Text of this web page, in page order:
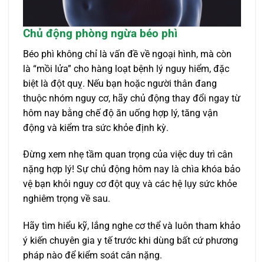
Chủ động phòng ngừa béo phì
Béo phì không chỉ là vấn đề về ngoại hình, mà còn
là “mồi lửa” cho hàng loạt bệnh lý nguy hiểm, đặc
biệt là đột quỵ. Nếu bạn hoặc người thân đang
thuộc nhóm nguy cơ, hãy chủ động thay đổi ngay từ
hôm nay bằng chế độ ăn uống hợp lý, tăng vận
động và kiểm tra sức khỏe định kỳ.
Đừng xem nhẹ tầm quan trọng của việc duy trì cân
nặng hợp lý! Sự chủ động hôm nay là chìa khóa bảo
vệ bạn khỏi nguy cơ đột quỵ và các hệ lụy sức khỏe
nghiêm trọng về sau.
Hãy tìm hiểu kỹ, lắng nghe cơ thể và luôn tham khảo
ý kiến chuyên gia y tế trước khi dùng bất cứ phương
pháp nào để kiểm soát cân nặng.